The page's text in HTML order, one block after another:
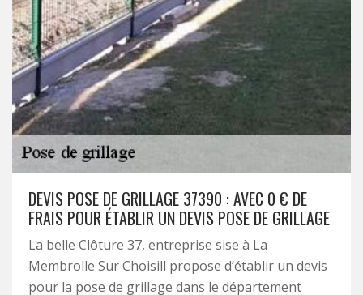
DEVIS POSE DE GRILLAGE 37390 : AVEC 0 € DE
FRAIS POUR ÉTABLIR UN DEVIS POSE DE GRILLAGE
La belle Clôture 37, entreprise sise à La
Membrolle Sur Choisill propose d’établir un devis
pour la pose de grillage dans le département